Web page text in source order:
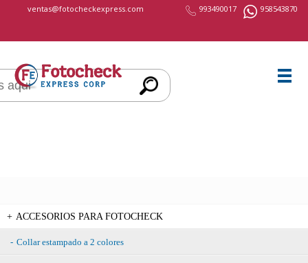
ventas@fotocheckexpress.com 958543870
993490017
cccccc
ACCESORIOS PARA FOTOCHECK
Collar estampado a 2 colores